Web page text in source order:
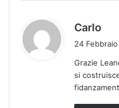
Carlo
e
t
t
24
Grazie
si